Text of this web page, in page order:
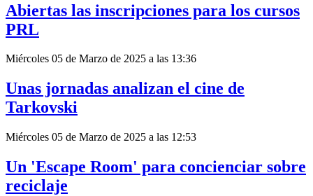
Abiertas las inscripciones para los cursos
PRL
Miércoles 05 de Marzo de 2025 a las 13:36
Unas jornadas analizan el cine de
Tarkovski
Miércoles 05 de Marzo de 2025 a las 12:53
Un 'Escape Room' para concienciar sobre
reciclaje